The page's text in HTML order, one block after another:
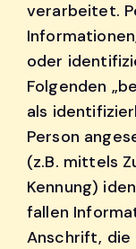
verarbeitet.
oder
Folgenden
als
Person
(z.B. mittels
Kennung)
fallen
Anschrift, die